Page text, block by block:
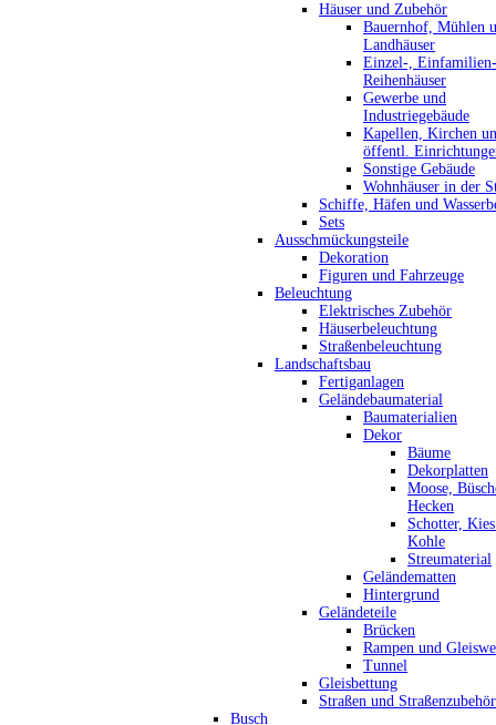
Häuser und Zubehör
Bauernhof, Mühlen
Landhäuser
Einzel-,
Reihenhäuser
Gewerbe und
Industriegebäude
Kapellen, Kirchen
öffentl.
Sonstige Gebäude
Wohnhäuser in der
Schiffe, Häfen und
Sets
Ausschmückungsteile
Dekoration
Figuren und Fahrzeuge
Beleuchtung
Elektrisches Zubehör
Häuserbeleuchtung
Straßenbeleuchtung
Landschaftsbau
Fertiganlagen
Geländebaumaterial
Baumaterialien
Dekor
Bäume
Dekorplatten
Moose,
Hecken
Schotter,
Kohle
Streumaterial
Geländematten
Hintergrund
Geländeteile
Brücken
Rampen und
Tunnel
Gleisbettung
Straßen und Straßenzubehör
Busch